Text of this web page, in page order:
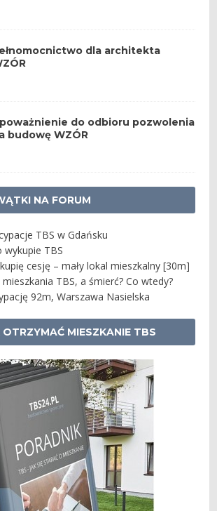
dla architekta
do odbioru pozwolenia
budowę WZÓR
NA FORUM
TBS w Gdańsku
TBS
cesję – mały lokal mieszkalny [30m]
TBS, a śmierć? Co wtedy?
92m, Warszawa Nasielska
MIESZKANIE TBS